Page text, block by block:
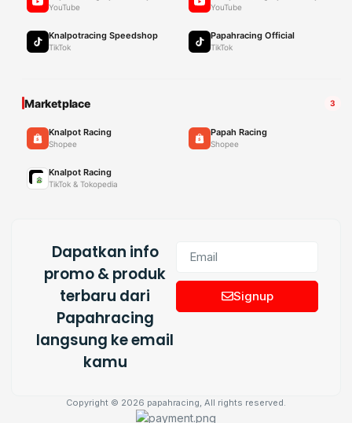
YouTube YouTube
Knalpotracing Speedshop
TikTok
Papahracing Official
TikTok
Marketplace 3
Knalpot Racing
Shopee
Papah Racing
Shopee
Knalpot Racing
TikTok & Tokopedia
Dapatkan info
promo & produk
terbaru dari
Papahracing
langsung ke email
kamu
Signup
Copyright © 2026 papahracing, All rights reserved.